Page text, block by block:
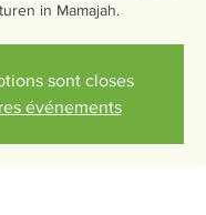
in Mamajah.
sont closes
événements